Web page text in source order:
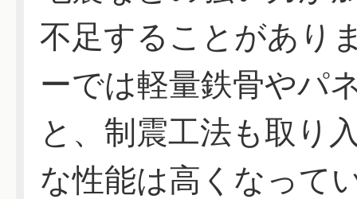
不足することがあり
ーでは軽量鉄骨やパ
と、制震工法も取り
な性能は高くなって